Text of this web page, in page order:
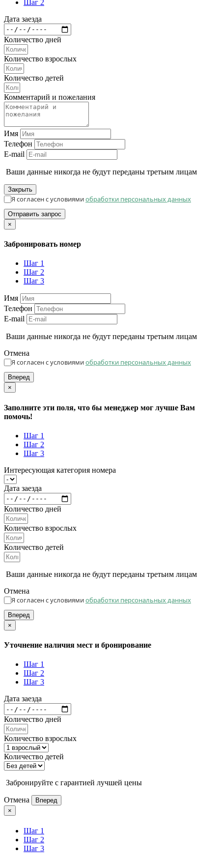
Шаг 2
Дата заезда
Количество дней
Количество взрослых
Количество детей
Комментарий и пожелания
Имя
Телефон
E-mail
Ваши данные никогда не будут переданы третьим лицам
Закрыть
Я согласен с условиямиобработки персональных данных
Отправить запрос
×
Забронировать номер
Шаг 1
Шаг 2
Шаг 3
Имя
Телефон
E-mail
Ваши данные никогда не будут переданы третьим лицам
Отмена
Я согласен с условиямиобработки персональных данных
Вперед
×
Заполните эти поля, что бы менеджер мог лучше Вам
помочь!
Шаг 1
Шаг 2
Шаг 3
Интересующая категория номера
Дата заезда
Количество дней
Количество взрослых
Количество детей
Ваши данные никогда не будут переданы третьим лицам
Отмена
Я согласен с условиямиобработки персональных данных
Вперед
×
Уточнение наличия мест и бронирование
Шаг 1
Шаг 2
Шаг 3
Дата заезда
Количество дней
Количество взрослых
Количество детей
Забронируйте с гарантией лучшей цены
Отмена
Вперед
×
Шаг 1
Шаг 2
Шаг 3